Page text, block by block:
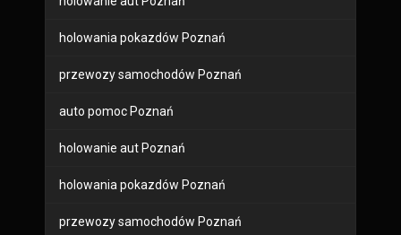
holowania pokazdów Poznań
przewozy samochodów Poznań
auto pomoc Poznań
holowanie aut Poznań
holowania pokazdów Poznań
przewozy samochodów Poznań